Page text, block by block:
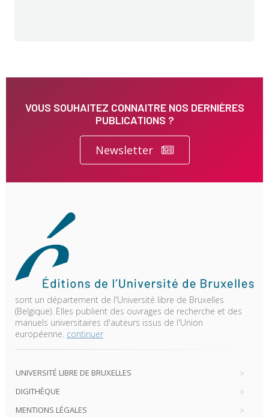
VOUS SOUHAITEZ CONNAITRE NOS DERNIÈRES
PUBLICATIONS ?
Newsletter
sont un département de l'Université libre de Bruxelles
(Belgique). Elles publient des ouvrages de recherche et des
manuels universitaires d'auteurs issus de l'Union
européenne. continuer
UNIVERSITÉ LIBRE DE BRUXELLES
DIGITHÈQUE
MENTIONS LÉGALES